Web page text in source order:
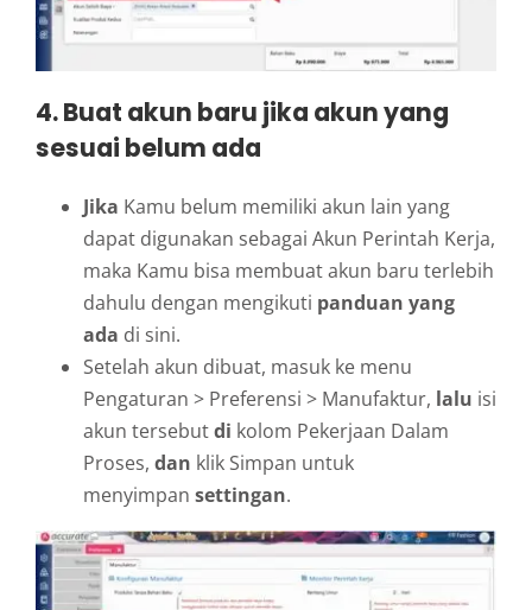
4.Buat akun baru jika akun yang
sesuai belum ada
Jika Kamu belum memiliki akun lain yang
dapat digunakan sebagai Akun Perintah Kerja,
maka Kamu bisa membuat akun baru terlebih
dahulu dengan mengikuti panduan yang
ada di sini.
Setelah akun dibuat, masuk ke menu
Pengaturan > Preferensi > Manufaktur, lalu isi
akun tersebutdi kolom Pekerjaan Dalam
Proses, dan klik Simpan untuk
menyimpan settingan.